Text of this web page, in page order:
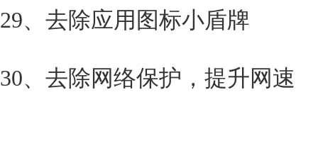
29、去除应用图标小盾牌
30、去除网络保护，提升网速